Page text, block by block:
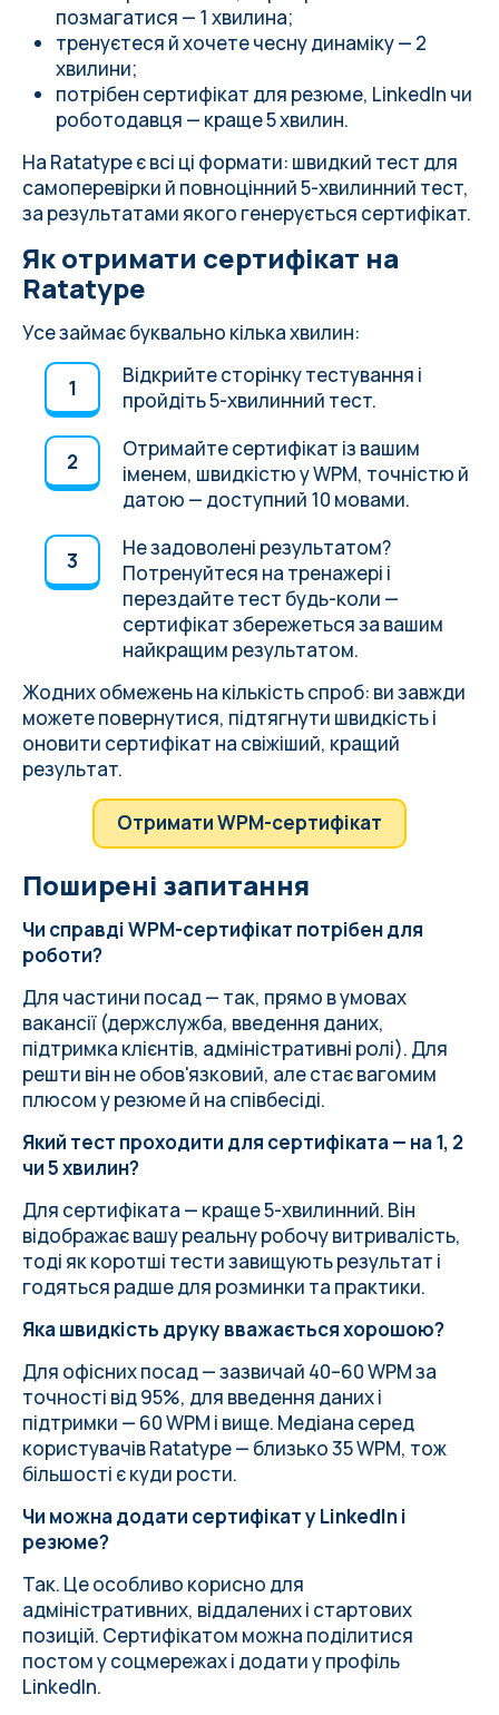
позмагатися — 1 хвилина;
тренуєтеся й хочете чесну динаміку — 2
хвилини;
потрібен сертифікат для резюме, LinkedIn чи
роботодавця — краще 5 хвилин.
На Ratatype є всі ці формати: швидкий тест для
самоперевірки й повноцінний 5-хвилинний тест,
за результатами якого генерується сертифікат.
Як отримати сертифікат на
Ratatype
Усе займає буквально кілька хвилин:
Відкрийте сторінку тестування і
пройдіть 5-хвилинний тест.
Отримайте сертифікат із вашим
іменем, швидкістю у WPM, точністю й
датою — доступний 10 мовами.
Не задоволені результатом?
Потренуйтеся на тренажері і
перездайте тест будь-коли —
сертифікат збережеться за вашим
найкращим результатом.
Жодних обмежень на кількість спроб: ви завжди
можете повернутися, підтягнути швидкість і
оновити сертифікат на свіжіший, кращий
результат.
Отримати WPM-сертифікат
Поширені запитання
Чи справді WPM-сертифікат потрібен для
роботи?
Для частини посад — так, прямо в умовах
вакансії (держслужба, введення даних,
підтримка клієнтів, адміністративні ролі). Для
решти він не обов'язковий, але стає вагомим
плюсом у резюме й на співбесіді.
Який тест проходити для сертифіката — на 1, 2
чи 5 хвилин?
Для сертифіката — краще 5-хвилинний. Він
відображає вашу реальну робочу витривалість,
тоді як коротші тести завищують результат і
годяться радше для розминки та практики.
Яка швидкість друку вважається хорошою?
Для офісних посад — зазвичай 40–60 WPM за
точності від 95%, для введення даних і
підтримки — 60 WPM і вище. Медіана серед
користувачів Ratatype — близько 35 WPM, тож
більшості є куди рости.
Чи можна додати сертифікат у LinkedIn і
резюме?
Так. Це особливо корисно для
адміністративних, віддалених і стартових
позицій. Сертифікатом можна поділитися
постом у соцмережах і додати у профіль
LinkedIn.